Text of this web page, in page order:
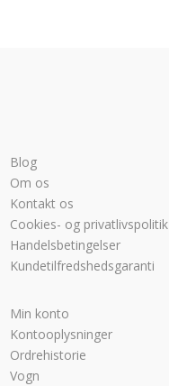
Blog
Om os
Kontakt os
Cookies- og privatlivspolitik
Handelsbetingelser
Kundetilfredshedsgaranti
Min konto
Kontooplysninger
Ordrehistorie
Vogn